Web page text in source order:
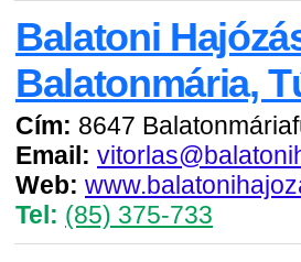
Balatoni
Balatonmária,
Cím: 8647
Email:
Web:
Tel: (85) 375-733